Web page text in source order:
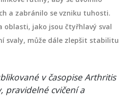
a zabránilo se vzniku tuhosti.
oblasti, jako jsou čtyřhlavý sval
svaly, může dále zlepšit stabilitu
v časopise Arthritis
pravidelné cvičení a